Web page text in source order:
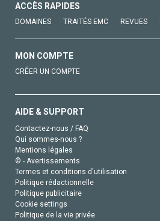
ACCÈS RAPIDES
DOMAINES TRAITÉS EMC REVUES
MON COMPTE
CRÉER UN COMPTE
AIDE & SUPPORT
Contactez-nous / FAQ
Qui sommes-nous ?
Mentions légales
© - Avertissements
Termes et conditions d'utilisation
Politique rédactionnelle
Politique publicitaire
Cookie settings
Politique de la vie privée